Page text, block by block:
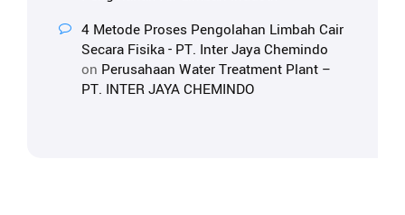
4 Metode Proses Pengolahan Limbah Cair
Secara Fisika - PT. Inter Jaya Chemindo
on Perusahaan Water Treatment Plant –
PT. INTER JAYA CHEMINDO